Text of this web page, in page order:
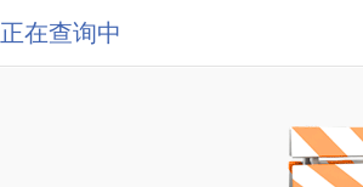
正在查询中